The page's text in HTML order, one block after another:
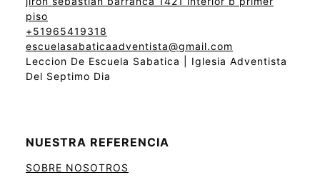
piso
+51965419318
escuelasabaticaadventista@gmail.com
Leccion De Escuela Sabatica | Iglesia Adventista
Del Septimo Dia
NUESTRA REFERENCIA
SOBRE NOSOTROS